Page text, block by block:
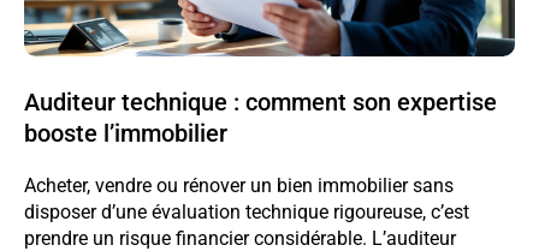
Auditeur technique : comment son expertise
booste l’immobilier
Acheter, vendre ou rénover un bien immobilier sans
disposer d’une évaluation technique rigoureuse, c’est
prendre un risque financier considérable. L’auditeur